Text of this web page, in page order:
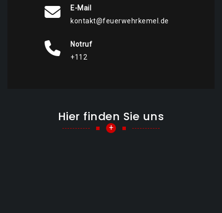
E-Mail
kontakt@feuerwehrkemel.de
Notruf
+112
Hier finden Sie uns
+